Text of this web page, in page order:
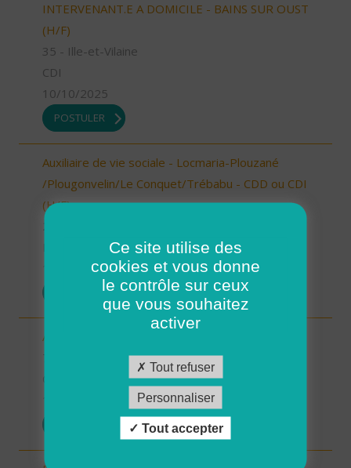
INTERVENANT.E A DOMICILE - BAINS SUR OUST
(H/F)
35 - Ille-et-Vilaine
CDI
10/10/2025
POSTULER
Auxiliaire de vie sociale - Locmaria-Plouzané
/Plougonvelin/Le Conquet/Trébabu - CDD ou CDI
(H/F)
Possibilité de CDI ou CDD
10/10/2025
POSTULER
Auxiliaire de vie sociale - Randens (73220) (H/F)
Ce site utilise des
cookies et vous donne
le contrôle sur ceux
que vous souhaitez
activer
Tout refuser
Personnaliser
Tout accepter